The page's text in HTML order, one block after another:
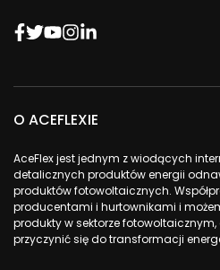
O ACEFLEXIE
AceFlex jest jednym z wiodących
detalicznych produktów energii
produktów fotowoltaicznych.
producentami i hurtownikami i
produkty w sektorze fotowoltaicznym,
przyczynić się do transformacji